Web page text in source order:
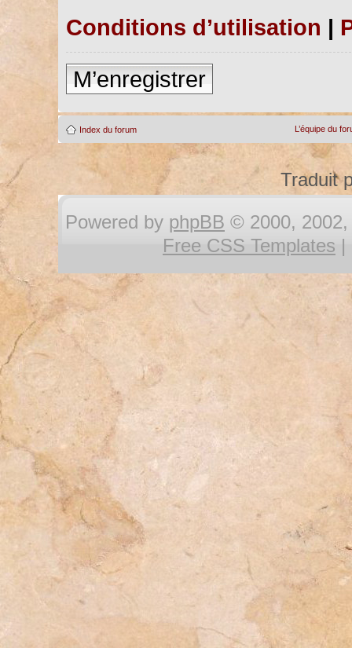
Conditions d’utilisation |
M’enregistrer
Index du forum L’équipe du
Traduit
Powered by phpBB © 2000, 2002,
Free CSS Templates |